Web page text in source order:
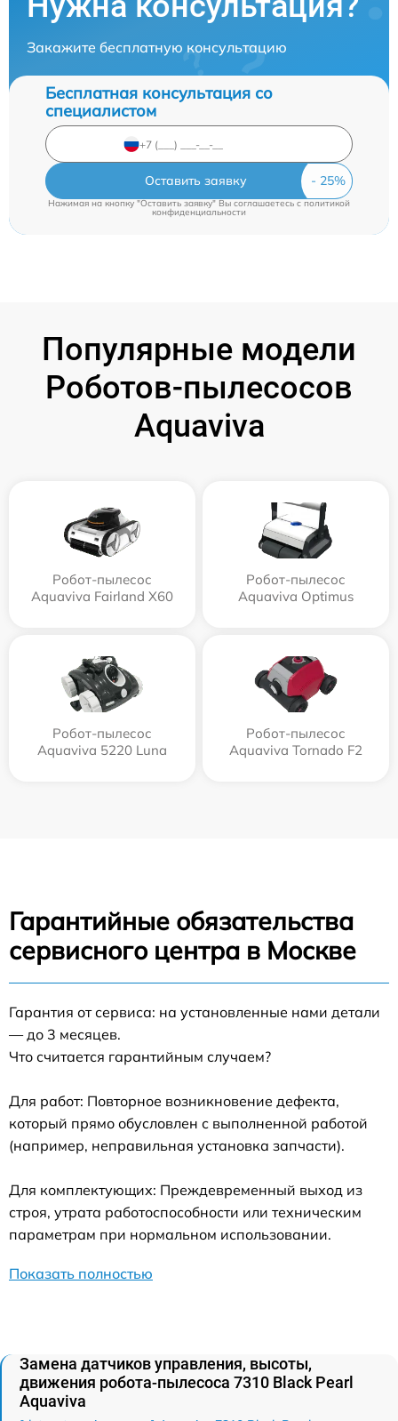
Закажите бесплатную консультацию
Бесплатная консультация со
специалистом
Оставить заявку
Нажимая на кнопку "Оставить заявку" Вы соглашаетесь c политикой
конфиденциальности
Популярные модели
Роботов-пылесосов
Aquaviva
Робот-пылесос
Aquaviva Fairland X60
Робот-пылесос
Aquaviva Optimus
Робот-пылесос
Aquaviva 5220 Luna
Робот-пылесос
Aquaviva Tornado F2
Гарантийные обязательства
сервисного центра в Москве
Гарантия от сервиса: на установленные нами детали
— до 3 месяцев.
Что считается гарантийным случаем?
Для работ: Повторное возникновение дефекта,
который прямо обусловлен с выполненной работой
(например, неправильная установка запчасти).
Для комплектующих: Преждевременный выход из
строя, утрата работоспособности или техническим
параметрам при нормальном использовании.
Показать полностью
Замена датчиков управления, высоты,
движения робота-пылесоса 7310 Black Pearl
Aquaviva